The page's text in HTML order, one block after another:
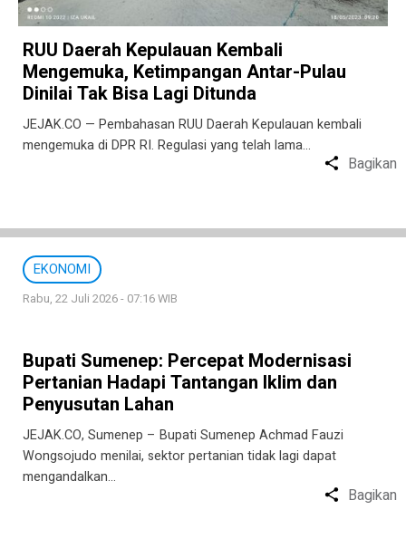
RUU Daerah Kepulauan Kembali
Mengemuka, Ketimpangan Antar-Pulau
Dinilai Tak Bisa Lagi Ditunda
JEJAK.CO — Pembahasan RUU Daerah Kepulauan kembali
mengemuka di DPR RI. Regulasi yang telah lama…
Bagikan
EKONOMI
Rabu, 22 Juli 2026 - 07:16 WIB
Bupati Sumenep: Percepat Modernisasi
Pertanian Hadapi Tantangan Iklim dan
Penyusutan Lahan
JEJAK.CO, Sumenep – Bupati Sumenep Achmad Fauzi
Wongsojudo menilai, sektor pertanian tidak lagi dapat
mengandalkan…
Bagikan